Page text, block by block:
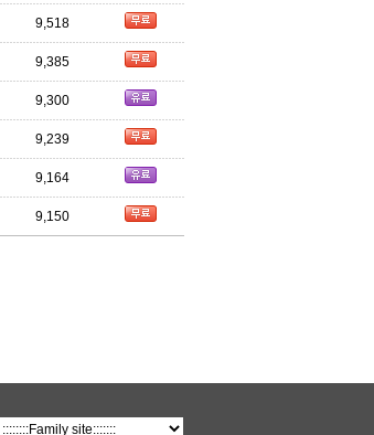
9,518
9,385
9,300
9,239
9,164
9,150